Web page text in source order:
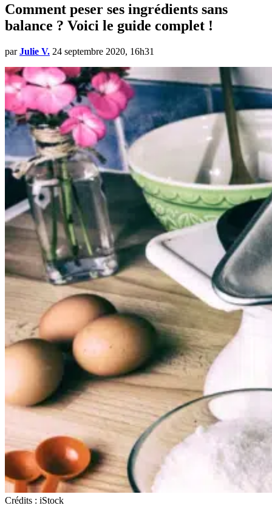
Comment peser ses ingrédients sans
balance ? Voici le guide complet !
par Julie V. 24 septembre 2020, 16h31
Crédits : iStock